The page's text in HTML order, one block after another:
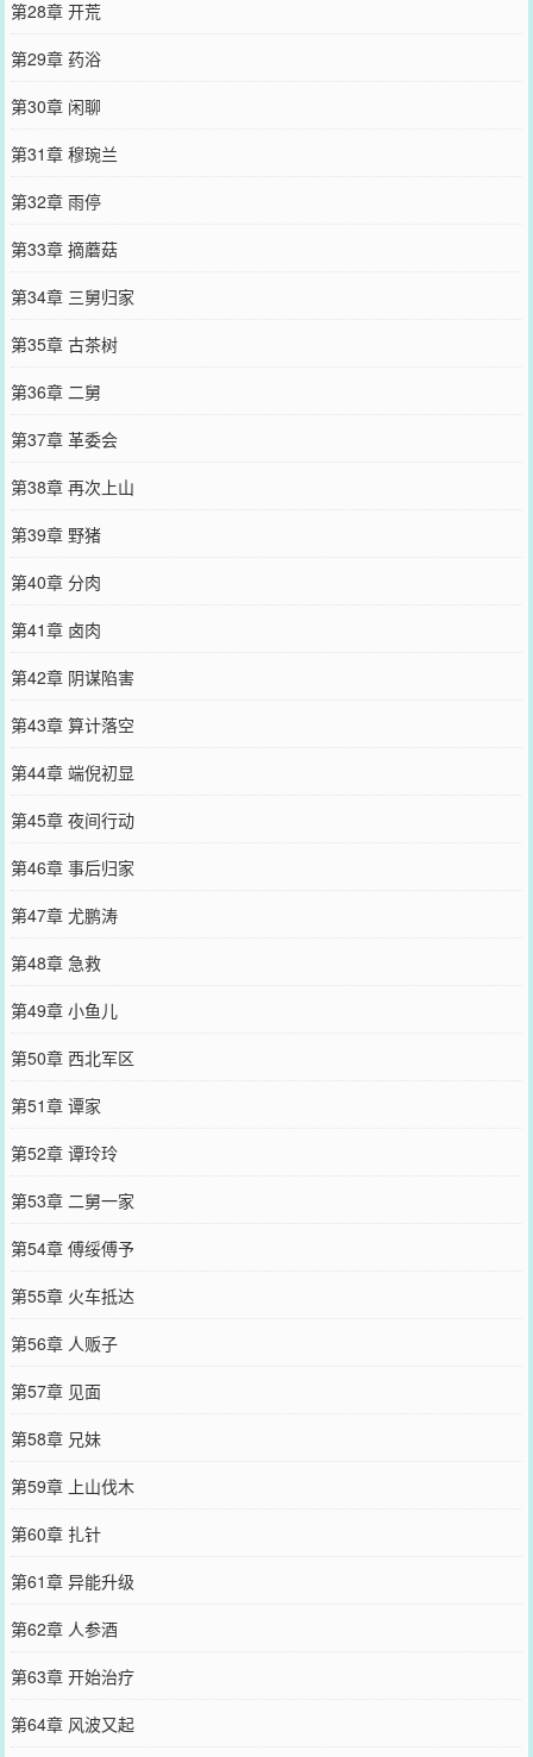
第28章 开荒
第29章 药浴
第30章 闲聊
第31章 穆琬兰
第32章 雨停
第33章 摘蘑菇
第34章 三舅归家
第35章 古茶树
第36章 二舅
第37章 革委会
第38章 再次上山
第39章 野猪
第40章 分肉
第41章 卤肉
第42章 阴谋陷害
第43章 算计落空
第44章 端倪初显
第45章 夜间行动
第46章 事后归家
第47章 尤鹏涛
第48章 急救
第49章 小鱼儿
第50章 西北军区
第51章 谭家
第52章 谭玲玲
第53章 二舅一家
第54章 傅绥傅予
第55章 火车抵达
第56章 人贩子
第57章 见面
第58章 兄妹
第59章 上山伐木
第60章 扎针
第61章 异能升级
第62章 人参酒
第63章 开始治疗
第64章 风波又起